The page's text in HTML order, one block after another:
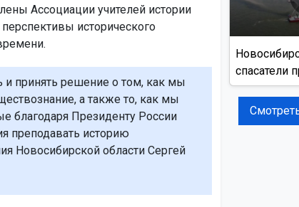
Ассоциации учителей истории
исторического
принять решение о том, как мы
а также то, как мы
благодаря Президенту России
преподавать историю
Новосибирской области Сергей
спасатели
учения на